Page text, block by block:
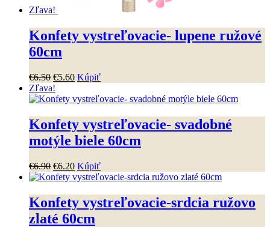
Zľava!
Konfety vystreľovacie- lupene ružové
60cm
€6.50 Pôvodná
cena
bola:
€5.60Aktuálna
je:
Kúpiť
Zľava!
Konfety vystreľovacie- svadobné
motýle biele 60cm
€6.90 Pôvodná
cena
€6.90.
€6.20Aktuálna
cena
€6.20.
Kúpiť
Konfety vystreľovacie-srdcia ružovo
zlaté 60cm